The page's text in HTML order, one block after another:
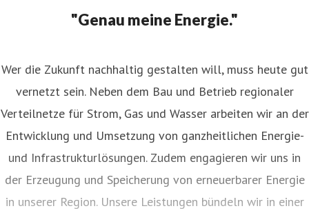
"Genau meine Energie."
Wer die Zukunft nachhaltig gestalten will, muss heute gut
vernetzt sein. Neben dem Bau und Betrieb regionaler
Verteilnetze für Strom, Gas und Wasser arbeiten wir an der
Entwicklung und Umsetzung von ganzheitlichen Energie-
und Infrastrukturlösungen. Zudem engagieren wir uns in
der Erzeugung und Speicherung von erneuerbarer Energie
in unserer Region. Unsere Leistungen bündeln wir in einer